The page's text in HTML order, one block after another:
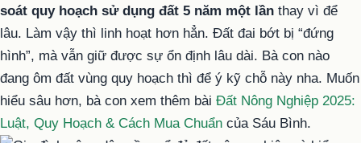
soát quy hoạch sử dụng đất 5 năm một lần thay vì để
lâu. Làm vậy thì linh hoạt hơn hẳn. Đất đai bớt bị “đứng
hình”, mà vẫn giữ được sự ổn định lâu dài. Bà con nào
đang ôm đất vùng quy hoạch thì để ý kỹ chỗ này nha. Muốn
hiểu sâu hơn, bà con xem thêm bài Đất Nông Nghiệp 2025:
Luật, Quy Hoạch & Cách Mua Chuẩn của Sáu Bình.